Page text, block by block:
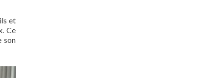
et
Ce
son